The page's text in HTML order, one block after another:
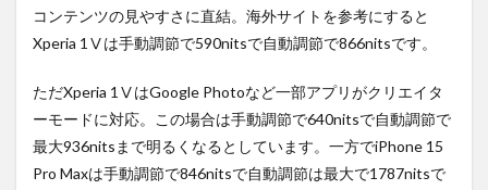
コンテンツの見やすさに直結。海外サイトを参考にすると
Xperia 1Ⅴは手動調節で590nitsで自動調節で866nitsです。
ただXperia 1ⅤはGoogle Photoなど一部アプリがクリエイタ
ーモードに対応。この場合は手動調節で640nitsで自動調節で
最大936nitsまで明るくなるとしています。一方でiPhone 15
Pro Maxは手動調節で846nitsで自動調節は最大で1787nitsで